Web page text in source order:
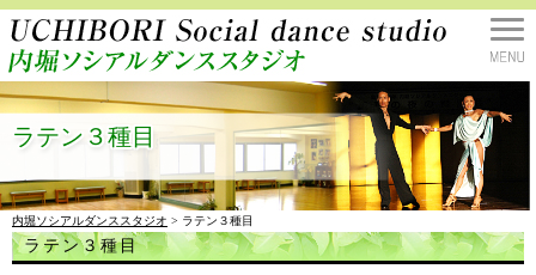
ラテン３種目
内堀ソシアルダンススタジオ > ラテン３種目
ラテン３種目